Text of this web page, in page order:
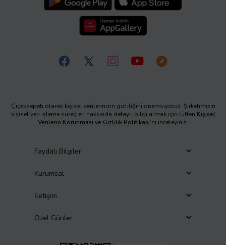
Çiçeksepeti olarak kişisel verilerinizin gizliliğini önemsiyoruz. Şirketimizin
kişisel veri işleme süreçleri hakkında detaylı bilgi almak için lütfen Kişisel
Verilerin Korunması ve Gizlilik Politikası’nı inceleyiniz.
Faydalı Bilgiler
Kurumsal
İletişim
Özel Günler